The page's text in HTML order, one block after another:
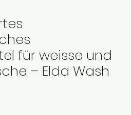
für weisse und
– Elda Wash